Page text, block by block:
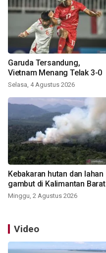
Garuda Tersandung,
Vietnam Menang Telak 3-0
Selasa, 4 Agustus 2026
Kebakaran hutan dan lahan
gambut di Kalimantan Barat
Minggu, 2 Agustus 2026
Video